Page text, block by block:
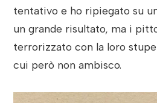
tentativo e ho ripiegato su
un grande risultato, ma i
terrorizzato con la loro
cui però non ambisco.